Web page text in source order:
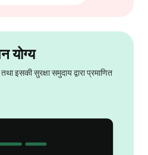
योग्य
इसकी सुरक्षा समुदाय द्वारा प्रमाणित